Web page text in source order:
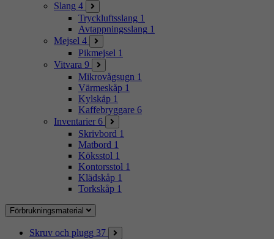
Slang 4
Tryckluftsslang 1
Avtappningsslang 1
Mejsel 4
Pikmejsel 1
Vitvara 9
Mikrovågsugn 1
Värmeskåp 1
Kylskåp 1
Kaffebryggare 6
Inventarier 6
Skrivbord 1
Matbord 1
Köksstol 1
Kontorsstol 1
Klädskåp 1
Torkskåp 1
Förbrukningsmaterial
Skruv och plugg 37